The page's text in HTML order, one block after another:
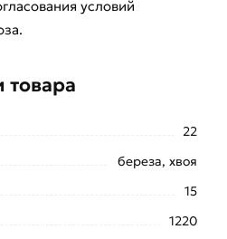
условий
товара
22
береза, хвоя
15
1220